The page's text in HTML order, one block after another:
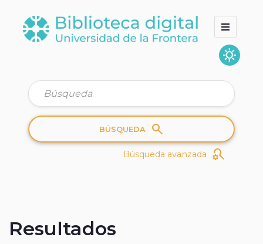
sunny
Colecciones
Quienes somos
BÚSQUEDA search
Búsqueda avanzada search_gear
Resultados